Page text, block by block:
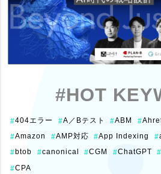
#HOT
#404エラー #A／Bテスト #ABM #
#Amazon #AMP対応 #App Indexing #
#btob #canonical #CGM #ChatGPT
#CPA